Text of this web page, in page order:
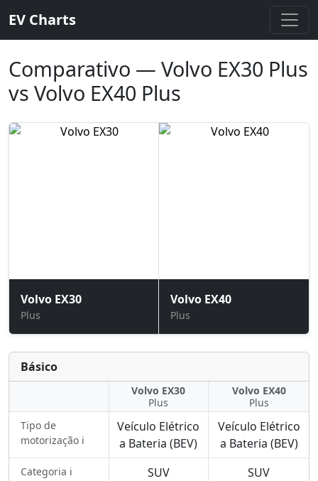
EV Charts
Comparativo — Volvo EX30 Plus
vs Volvo EX40 Plus
Volvo EX30
Plus
Volvo EX40
Plus
Básico
Volvo EX30
Plus
Volvo EX40
Plus
Tipo de
motorização ℹ️
Veículo Elétrico
a Bateria (BEV)
Veículo Elétrico
a Bateria (BEV)
Categoria ℹ️ SUV SUV